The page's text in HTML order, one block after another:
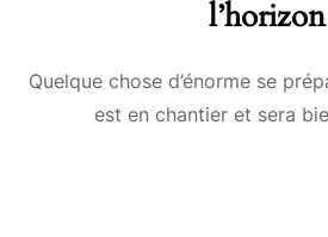
l’horizon
Quelque chose d’énorme se
est en chantier et sera